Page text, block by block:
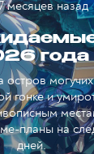
года
могучих
гонке и
планы на
дней.
месяцев назад